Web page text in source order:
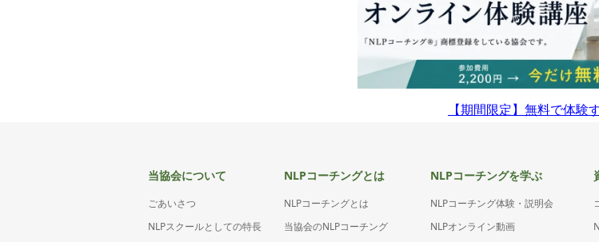
【期間限定】無料で体験
当協会について
ごあいさつ
NLPスクールとしての特長
NLPコーチングとは
NLPコーチングとは
当協会のNLPコーチング
NLPコーチングを学ぶ
NLPコーチング体験・説明会
NLPオンライン動画